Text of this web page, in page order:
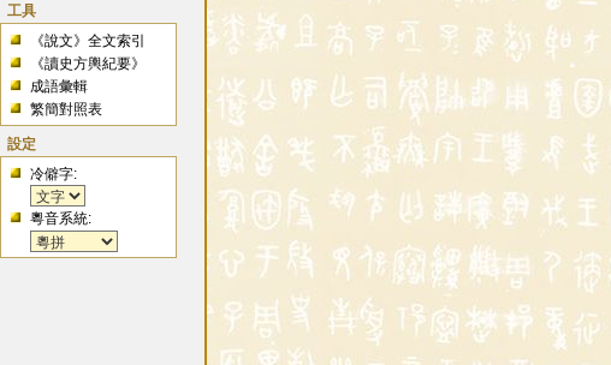
工具
《說文》全文索引
《讀史方輿紀要》
成語彙輯
繁簡對照表
設定
冷僻字:
粵音系統: